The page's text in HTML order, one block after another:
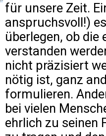
für unsere Zeit.
anspruchsvoll!)
überlegen, ob
verstanden
nicht präzisiert
nötig ist, ganz
formulieren.
bei vielen
ehrlich zu seinen